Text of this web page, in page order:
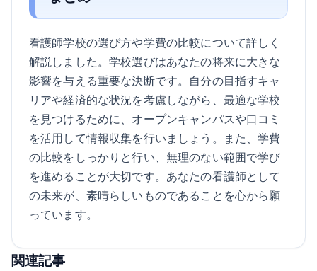
看護師学校の選び方や学費の比較について詳しく
解説しました。学校選びはあなたの将来に大きな
影響を与える重要な決断です。自分の目指すキャ
リアや経済的な状況を考慮しながら、最適な学校
を見つけるために、オープンキャンパスや口コミ
を活用して情報収集を行いましょう。また、学費
の比較をしっかりと行い、無理のない範囲で学び
を進めることが大切です。あなたの看護師として
の未来が、素晴らしいものであることを心から願
っています。
関連記事